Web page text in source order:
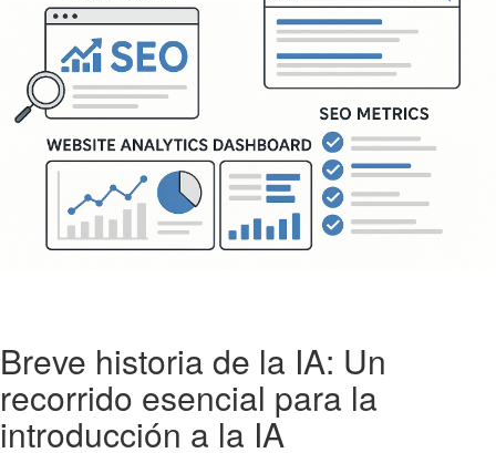
Breve historia de la IA: Un
recorrido esencial para la
introducción a la IA